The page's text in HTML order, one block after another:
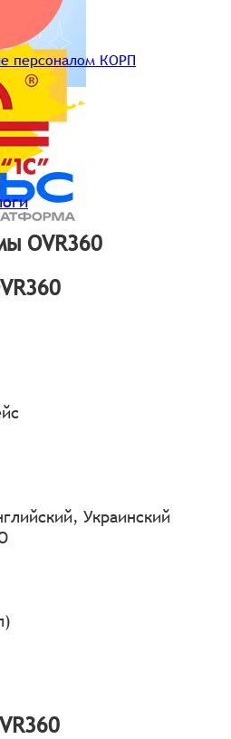
персоналом КОРП
OVR360
Украинский